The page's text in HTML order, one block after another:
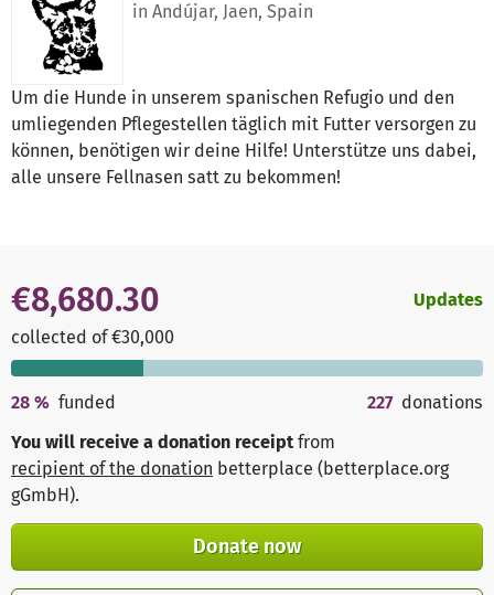
in Andújar, Jaen, Spain
Um die Hunde in unserem spanischen Refugio und den
umliegenden Pflegestellen täglich mit Futter versorgen zu
können, benötigen wir deine Hilfe! Unterstütze uns dabei,
alle unsere Fellnasen satt zu bekommen!
€8,680.30
collected of €30,000
Updates
28 % funded 227 donations
You will receive a donation receipt from
recipient of the donation betterplace (betterplace.org
gGmbH).
Donate now